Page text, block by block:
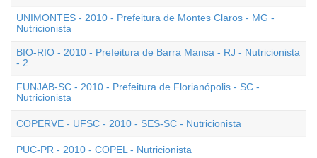
UNIMONTES - 2010 - Prefeitura de Montes Claros - MG -
Nutricionista
BIO-RIO - 2010 - Prefeitura de Barra Mansa - RJ - Nutricionista
- 2
FUNJAB-SC - 2010 - Prefeitura de Florianópolis - SC -
Nutricionista
COPERVE - UFSC - 2010 - SES-SC - Nutricionista
PUC-PR - 2010 - COPEL - Nutricionista